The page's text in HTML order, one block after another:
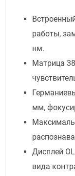
работы,
нм.
Матрица
мм,
Дисплей
вида